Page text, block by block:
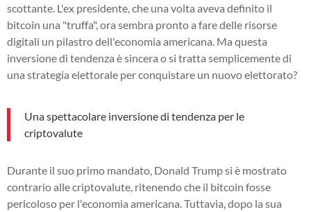
scottante. L'ex presidente, che una volta aveva definito il
bitcoin una "truffa", ora sembra pronto a fare delle risorse
digitali un pilastro dell'economia americana. Ma questa
inversione di tendenza è sincera o si tratta semplicemente di
una strategia elettorale per conquistare un nuovo elettorato?
Una spettacolare inversione di tendenza per le
criptovalute
Durante il suo primo mandato, Donald Trump si è mostrato
contrario alle criptovalute, ritenendo che il bitcoin fosse
pericoloso per l'economia americana. Tuttavia, dopo la sua